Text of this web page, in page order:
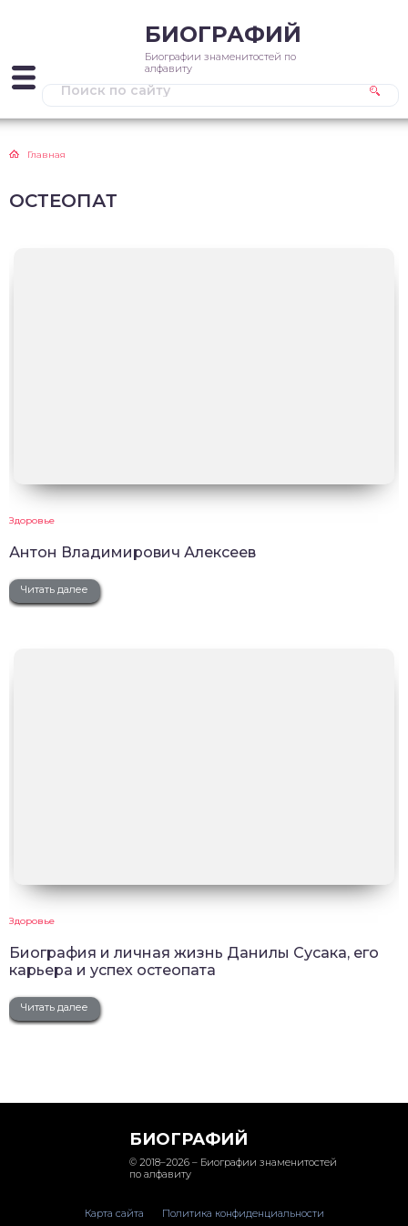
БИОГРАФИЙ
Биографии знаменитостей по
алфавиту
Главная
ОСТЕОПАТ
Здоровье
Антон Владимирович Алексеев
Читать далее
Здоровье
Биография и личная жизнь Данилы Сусака, его
карьера и успех остеопата
Читать далее
БИОГРАФИЙ
© 2018–2026 – Биографии знаменитостей
по алфавиту
Карта сайта Политика конфиденциальности